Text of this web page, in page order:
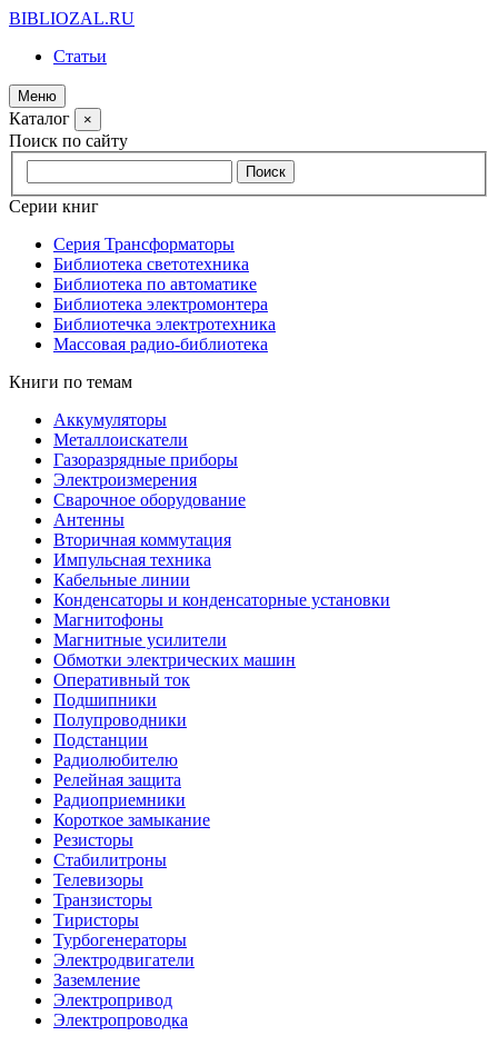
BIBLIOZAL.RU
Статьи
Меню
Каталог ×
Поиск по сайту
Серии книг
Серия Трансформаторы
Библиотека светотехника
Библиотека по автоматике
Библиотека электромонтера
Библиотечка электротехника
Массовая радио-библиотека
Книги по темам
Аккумуляторы
Металлоискатели
Газоразрядные приборы
Электроизмерения
Сварочное оборудование
Антенны
Вторичная коммутация
Импульсная техника
Кабельные линии
Конденсаторы и конденсаторные установки
Магнитофоны
Магнитные усилители
Обмотки электрических машин
Оперативный ток
Подшипники
Полупроводники
Подстанции
Радиолюбителю
Релейная защита
Радиоприемники
Короткое замыкание
Резисторы
Стабилитроны
Телевизоры
Транзисторы
Тиристоры
Турбогенераторы
Электродвигатели
Заземление
Электропривод
Электропроводка